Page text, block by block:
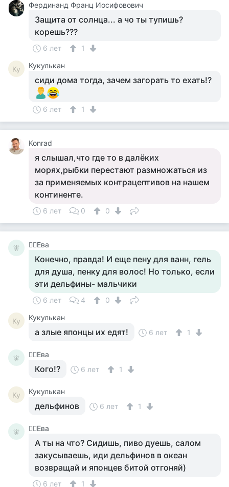
Фердинанд Франц Иосифовович
Защита от солнца... а чо ты тупишь?
корешь???
6 лет 1
Ку Кукулькан
сиди дома тогда, зачем загорать то ехать!?
6 лет 1
Konrad
я слышал,что где то в далёких
морях,рыбки перестают размножаться из
за применяемых контрацептивов на нашем
континенте.
6 лет 0 0
🧚‍ 🧚‍♀️Ева
Конечно, правда! И еще пену для ванн, гель
для душа, пенку для волос! Но только, если
эти дельфины- мальчики
6 лет 4 0
Ку Кукулькан
а злые японцы их едят! 6 лет 1
🧚‍ 🧚‍♀️Ева
Кого!? 6 лет 1
Ку Кукулькан
дельфинов 6 лет 1
🧚‍ 🧚‍♀️Ева
А ты на что? Сидишь, пиво дуешь, салом
закусываешь, иди дельфинов в океан
возвращай и японцев битой отгоняй)
6 лет 1